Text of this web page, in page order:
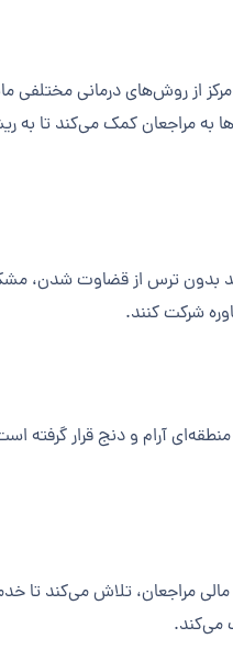
از روش‌های درمانی مختلفی
به مراجعان کمک می‌کند تا به
بدون ترس از قضاوت شدن،
شرکت کنند.
آرام و دنج قرار گرفته
مراجعان، تلاش می‌کند تا
می‌کند.